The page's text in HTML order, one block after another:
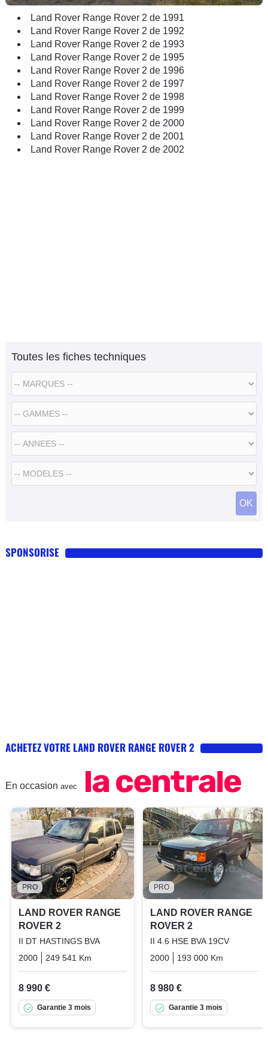
Land Rover Range Rover 2 de 1991
Land Rover Range Rover 2 de 1992
Land Rover Range Rover 2 de 1993
Land Rover Range Rover 2 de 1995
Land Rover Range Rover 2 de 1996
Land Rover Range Rover 2 de 1997
Land Rover Range Rover 2 de 1998
Land Rover Range Rover 2 de 1999
Land Rover Range Rover 2 de 2000
Land Rover Range Rover 2 de 2001
Land Rover Range Rover 2 de 2002
Toutes les fiches techniques
SPONSORISE
ACHETEZ VOTRE LAND ROVER RANGE ROVER 2
En occasion avec
PRO
LAND ROVER RANGE
ROVER 2
II DT HASTINGS BVA
2000
249 541 Km Diesel
8 990 €
Garantie 3 mois
PRO
LAND ROVER RANGE
ROVER 2
II 4.6 HSE BVA 19CV
2000
193 000 Km
8 980 €
Garantie 3 mois